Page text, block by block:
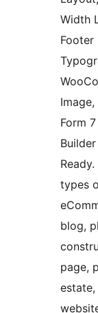
Width
Footer
Form
types
blog,
page,